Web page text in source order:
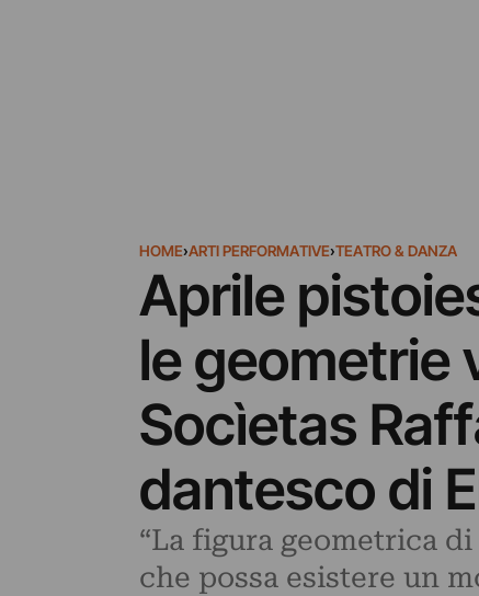
HOME›ARTI PERFORMATIVE›TEATRO & DANZA
Aprile
le geometrie
Socìetas
dantesco di
“La figura geometrica
che possa esistere un